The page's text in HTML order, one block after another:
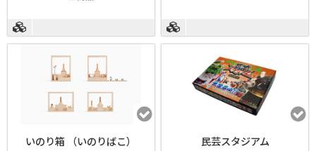
いのり箱 （いのりばこ） 民芸スタジアム